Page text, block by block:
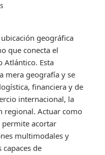
geográfica
que conecta el
Atlántico. Esta
mera geografía y se
financiera y de
internacional, la
regional. Actuar como
permite acortar
multimodales y
de